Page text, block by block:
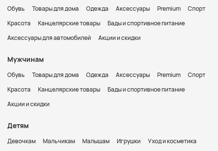
Обувь Товары для дома Одежда Аксессуары Premium
Спорт
Красота
Канцелярские товары
Бады и спортивное питание
Аксессуары для автомобилей
Акции и скидки
Мужчинам
Обувь Товары для дома Одежда Аксессуары Premium
Спорт
Красота
Канцелярские товары
Бады и спортивное питание
Акции и скидки
Детям
Девочкам Мальчикам Малышам Игрушки
Уход и косметика